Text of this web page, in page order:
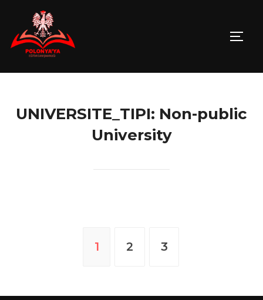
content
UNIVERSITE_TIPI: Non-public
University
1 2 3